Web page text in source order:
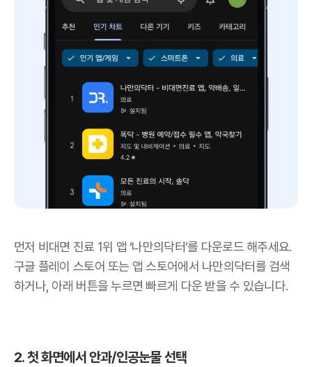
먼저 비대면 진료 1위 앱 ‘나만의닥터’를 다운로드 해주세요.
구글 플레이 스토어 또는 앱 스토어에서 나만의닥터를 검색
하거나, 아래 버튼을 누르면 빠르게 다운 받을 수 있습니다.
2. 첫 화면에서 안과/인공눈물 선택